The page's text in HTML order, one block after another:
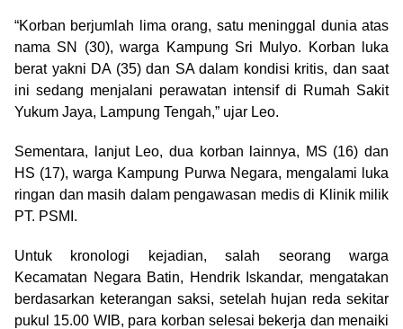
“Korban berjumlah lima orang, satu meninggal dunia atas
nama SN (30), warga Kampung Sri Mulyo. Korban luka
berat yakni DA (35) dan SA dalam kondisi kritis, dan saat
ini sedang menjalani perawatan intensif di Rumah Sakit
Yukum Jaya, Lampung Tengah,” ujar Leo.
Sementara, lanjut Leo, dua korban lainnya, MS (16) dan
HS (17), warga Kampung Purwa Negara, mengalami luka
ringan dan masih dalam pengawasan medis di Klinik milik
PT. PSMI.
Untuk kronologi kejadian, salah seorang warga
Kecamatan Negara Batin, Hendrik Iskandar, mengatakan
berdasarkan keterangan saksi, setelah hujan reda sekitar
pukul 15.00 WIB, para korban selesai bekerja dan menaiki